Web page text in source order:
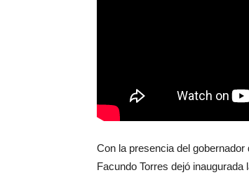
Con la presencia del
Facundo Torres dejó